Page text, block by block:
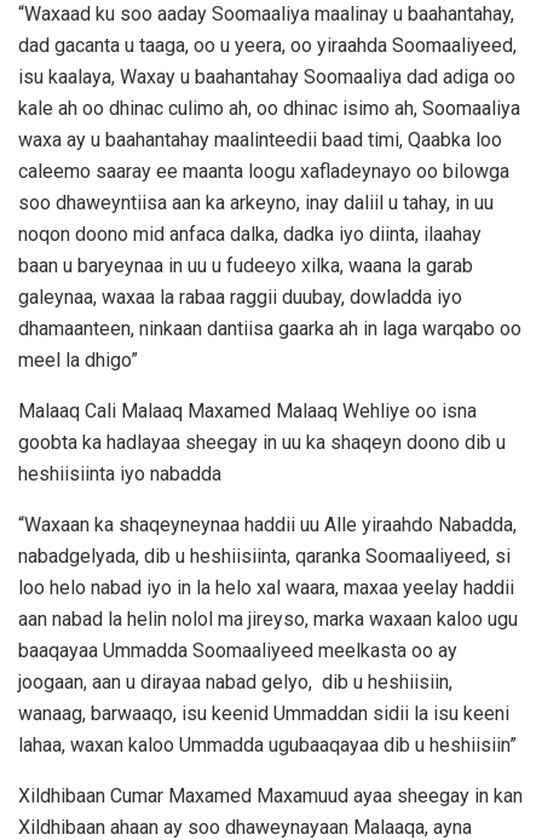
“Waxaad ku soo aaday Soomaaliya maalinay u baahantahay,
dad gacanta u taaga, oo u yeera, oo yiraahda Soomaaliyeed,
isu kaalaya, Waxay u baahantahay Soomaaliya dad adiga oo
kale ah oo dhinac culimo ah, oo dhinac isimo ah, Soomaaliya
waxa ay u baahantahay maalinteedii baad timi, Qaabka loo
caleemo saaray ee maanta loogu xafladeynayo oo bilowga
soo dhaweyntiisa aan ka arkeyno, inay daliil u tahay, in uu
noqon doono mid anfaca dalka, dadka iyo diinta, ilaahay
baan u baryeynaa in uu u fudeeyo xilka, waana la garab
galeynaa, waxaa la rabaa raggii duubay, dowladda iyo
dhamaanteen, ninkaan dantiisa gaarka ah in laga warqabo oo
meel la dhigo”
Malaaq Cali Malaaq Maxamed Malaaq Wehliye oo isna
goobta ka hadlayaa sheegay in uu ka shaqeyn doono dib u
heshiisiinta iyo nabadda
“Waxaan ka shaqeyneynaa haddii uu Alle yiraahdo Nabadda,
nabadgelyada, dib u heshiisiinta, qaranka Soomaaliyeed, si
loo helo nabad iyo in la helo xal waara, maxaa yeelay haddii
aan nabad la helin nolol ma jireyso, marka waxaan kaloo ugu
baaqayaa Ummadda Soomaaliyeed meelkasta oo ay
joogaan, aan u dirayaa nabad gelyo, dib u heshiisiin,
wanaag, barwaaqo, isu keenid Ummaddan sidii la isu keeni
lahaa, waxan kaloo Ummadda ugubaaqayaa dib u heshiisiin”
Xildhibaan Cumar Maxamed Maxamuud ayaa sheegay in kan
Xildhibaan ahaan ay soo dhaweynayaan Malaaqa, ayna